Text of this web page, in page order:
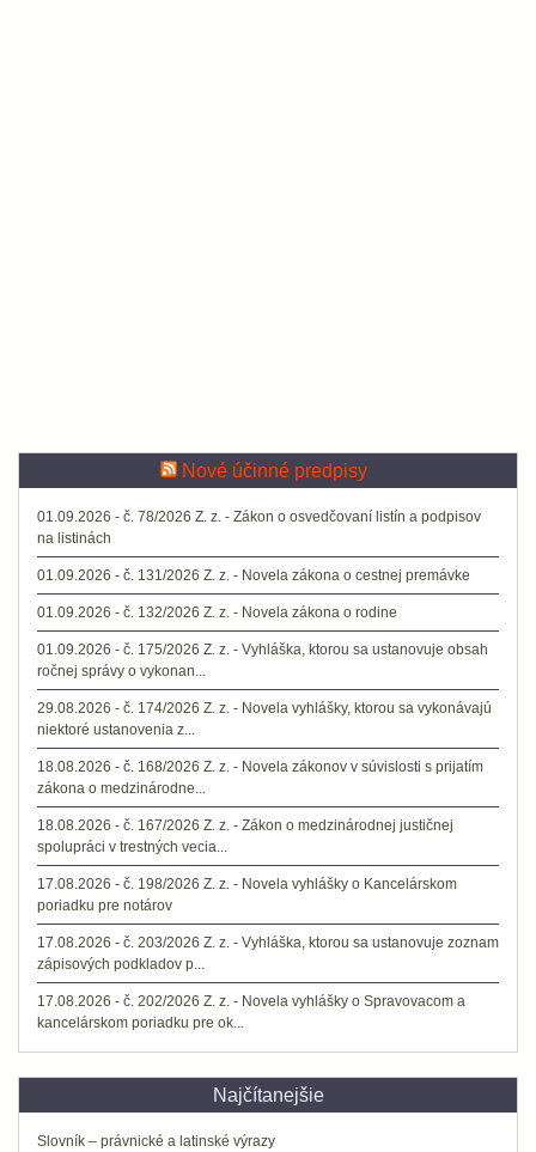
Nové účinné predpisy
01.09.2026 - č. 78/2026 Z. z. - Zákon o osvedčovaní listín a podpisov
na listinách
01.09.2026 - č. 131/2026 Z. z. - Novela zákona o cestnej premávke
01.09.2026 - č. 132/2026 Z. z. - Novela zákona o rodine
01.09.2026 - č. 175/2026 Z. z. - Vyhláška, ktorou sa ustanovuje obsah
ročnej správy o vykonan...
29.08.2026 - č. 174/2026 Z. z. - Novela vyhlášky, ktorou sa vykonávajú
niektoré ustanovenia z...
18.08.2026 - č. 168/2026 Z. z. - Novela zákonov v súvislosti s prijatím
zákona o medzinárodne...
18.08.2026 - č. 167/2026 Z. z. - Zákon o medzinárodnej justičnej
spolupráci v trestných vecia...
17.08.2026 - č. 198/2026 Z. z. - Novela vyhlášky o Kancelárskom
poriadku pre notárov
17.08.2026 - č. 203/2026 Z. z. - Vyhláška, ktorou sa ustanovuje zoznam
zápisových podkladov p...
17.08.2026 - č. 202/2026 Z. z. - Novela vyhlášky o Spravovacom a
kancelárskom poriadku pre ok...
Najčítanejšie
Slovník – právnické a latinské výrazy